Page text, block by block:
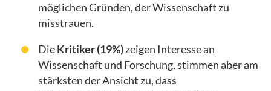
möglichen Gründen, der Wissenschaft zu
misstrauen.
DieKritiker (19%)zeigen Interesse an
Wissenschaft und Forschung, stimmen aber am
stärksten der Ansicht zu, dass